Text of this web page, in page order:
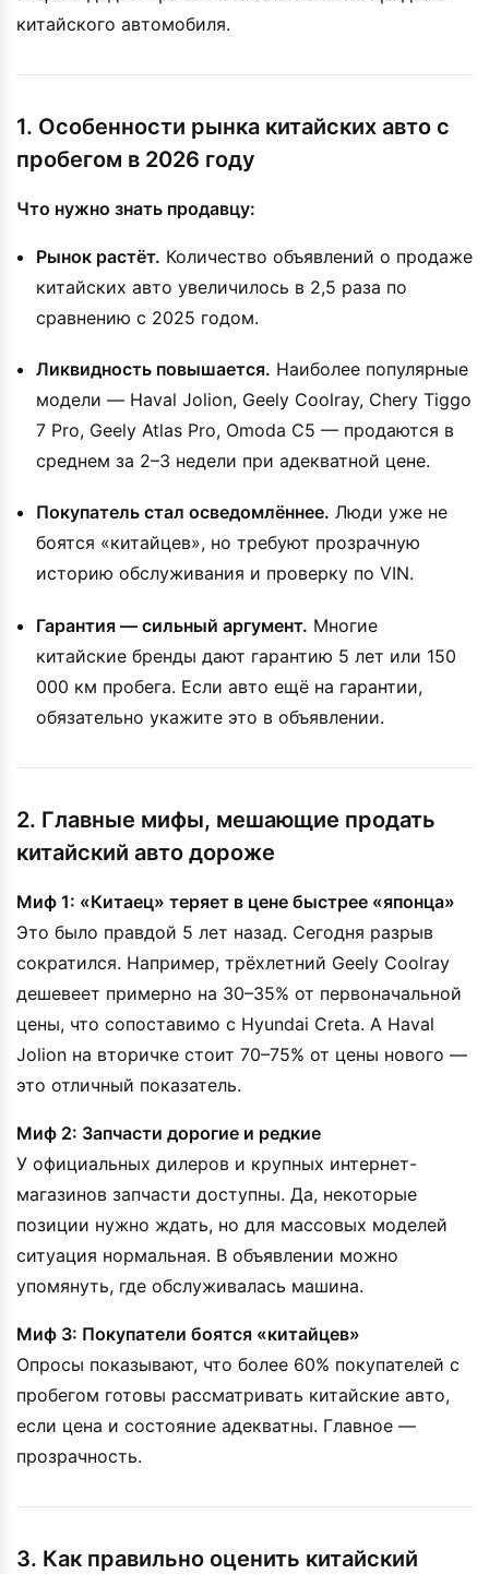
китайского автомобиля.
1. Особенности рынка китайских авто с
пробегом в 2026 году
Что нужно знать продавцу:
Рынок растёт. Количество объявлений о продаже
китайских авто увеличилось в 2,5 раза по
сравнению с 2025 годом.
Ликвидность повышается. Наиболее популярные
модели — Haval Jolion, Geely Coolray, Chery Tiggo
7 Pro, Geely Atlas Pro, Omoda C5 — продаются в
среднем за 2–3 недели при адекватной цене.
Покупатель стал осведомлённее. Люди уже не
боятся «китайцев», но требуют прозрачную
историю обслуживания и проверку по VIN.
Гарантия — сильный аргумент. Многие
китайские бренды дают гарантию 5 лет или 150
000 км пробега. Если авто ещё на гарантии,
обязательно укажите это в объявлении.
2. Главные мифы, мешающие продать
китайский авто дороже
Миф 1: «Китаец» теряет в цене быстрее «японца»
Это было правдой 5 лет назад. Сегодня разрыв
сократился. Например, трёхлетний Geely Coolray
дешевеет примерно на 30–35% от первоначальной
цены, что сопоставимо с Hyundai Creta. А Haval
Jolion на вторичке стоит 70–75% от цены нового —
это отличный показатель.
Миф 2: Запчасти дорогие и редкие
У официальных дилеров и крупных интернет-
магазинов запчасти доступны. Да, некоторые
позиции нужно ждать, но для массовых моделей
ситуация нормальная. В объявлении можно
упомянуть, где обслуживалась машина.
Миф 3: Покупатели боятся «китайцев»
Опросы показывают, что более 60% покупателей с
пробегом готовы рассматривать китайские авто,
если цена и состояние адекватны. Главное —
прозрачность.
3. Как правильно оценить китайский